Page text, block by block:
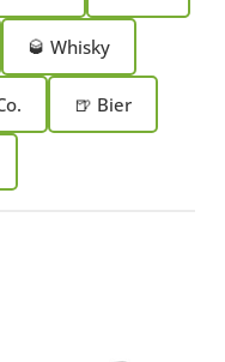
🥃 Whisky
🍺 Bier